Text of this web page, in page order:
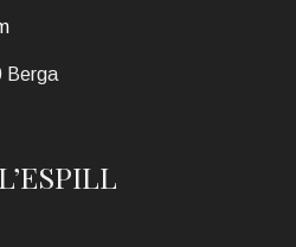
Berga